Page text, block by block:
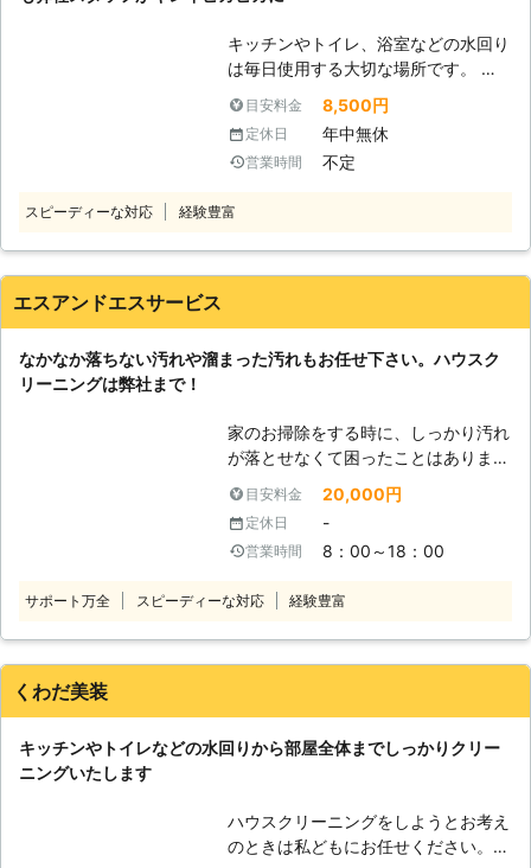
ましょう。 【便利屋助っ人参上が助
太刀いたします】 弊社は、石川県を
中心として便利屋をしております。
「便利屋」とは、日常生活で起こるお
困り事をサポートするサービスを提供
しております。例えば、お部屋の掃除
やなかなか落ちない汚れでお困りの際
たします。できる限り迅速に駆けつけ
ので何でもお申し付け下さい。弊社が
お客様の生活を助太刀いたしますの
キッチンやトイレ、浴室などの水回り
は毎日使用する大切な場所です。 毎
日使用するからこそ、日々の汚れが積
み重なり頑固な水垢やカビ汚れなども
目立ちやすいのです。 水垢やカビ汚
れを掃除せずにそのまま放置すると、
皮膚炎などの原因となることも。 普
は、弊社「万事屋猫ノ手」にお任せく
除を代行させていただきます。 【万
事屋猫ノ手が選ばれる理由】 住まい
のクリーニングを生業とした業者は数
多く存在します。 しかし、弊社では
お客様から選ばれる理由がございま
お掃除を一括でお任せいただけます！
住まいは掃除をしなければ、食べかす
やホコリなどが溜まり汚れていってし
まいます。 ペットを飼っているご家
などの害虫による被害なども起こり得
るのです。 汚いお家で過ごしたくは
まいますよね。 そのようなときは、
弊社「万事屋猫ノ手」をご活用くださ
目安料金 8,500円
定休日 年中無休
営業時間 不定
スピーディーな対応 経験豊富
エスアンドエスサービス
なかなか落ちない汚れや溜まった汚れもお任せ下さい。ハウスク
リーニングは弊社まで！
家のお掃除をする時に、しっかり汚れ
が落とせなくて困ったことはありませ
んか。 私たちエスアンドエスサービ
スでは、ハウスクリーニングに対応さ
せていただいております。 手が届か
ずお掃除しにくい箇所や見落としてし
し、汚れを落とします。 家の中の落
なかキレイに落ちない…」 「隅々ま
は、一度私たちにご依頼してみてはい
かがでしょうか。 常にお客様目線で
目安料金 20,000円
定休日 -
営業時間 8：00～18：00
サポート万全 スピーディーな対応 経験豊富
くわだ美装
キッチンやトイレなどの水回りから部屋全体までしっかりクリー
ニングいたします
ハウスクリーニングをしようとお考え
のときは私どもにお任せください。